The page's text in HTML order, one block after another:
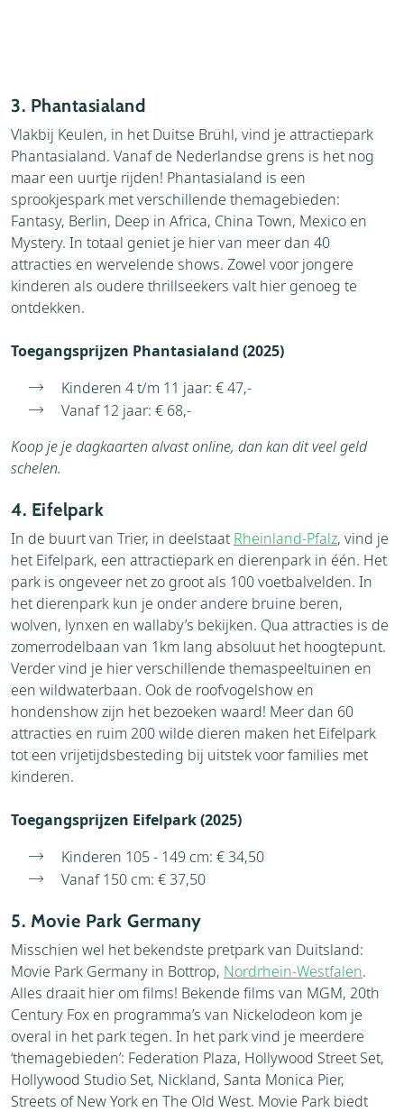
3. Phantasialand
Vlakbij Keulen, in het Duitse Brühl, vind je attractiepark
Phantasialand. Vanaf de Nederlandse grens is het nog
maar een uurtje rijden! Phantasialand is een
sprookjespark met verschillende themagebieden:
Fantasy, Berlin, Deep in Africa, China Town, Mexico en
Mystery. In totaal geniet je hier van meer dan 40
attracties en wervelende shows. Zowel voor jongere
kinderen als oudere thrillseekers valt hier genoeg te
ontdekken.
Toegangsprijzen Phantasialand (2025)
Kinderen 4 t/m 11 jaar: € 47,-
Vanaf 12 jaar: € 68,-
Koop je je dagkaarten alvast online, dan kan dit veel geld
schelen.
4. Eifelpark
In de buurt van Trier, in deelstaat Rheinland-Pfalz, vind je
het Eifelpark, een attractiepark en dierenpark in één. Het
park is ongeveer net zo groot als 100 voetbalvelden. In
het dierenpark kun je onder andere bruine beren,
wolven, lynxen en wallaby’s bekijken. Qua attracties is de
zomerrodelbaan van 1km lang absoluut het hoogtepunt.
Verder vind je hier verschillende themaspeeltuinen en
een wildwaterbaan. Ook de roofvogelshow en
hondenshow zijn het bezoeken waard! Meer dan 60
attracties en ruim 200 wilde dieren maken het Eifelpark
tot een vrijetijdsbesteding bij uitstek voor families met
kinderen.
Toegangsprijzen Eifelpark (2025)
Kinderen 105 - 149 cm: € 34,50
Vanaf 150 cm: € 37,50
5. Movie Park Germany
Misschien wel het bekendste pretpark van Duitsland:
Movie Park Germany in Bottrop, Nordrhein-Westfalen.
Alles draait hier om films! Bekende films van MGM, 20th
Century Fox en programma’s van Nickelodeon kom je
overal in het park tegen. In het park vind je meerdere
‘themagebieden’: Federation Plaza, Hollywood Street Set,
Hollywood Studio Set, Nickland, Santa Monica Pier,
Streets of New York en The Old West. Movie Park biedt